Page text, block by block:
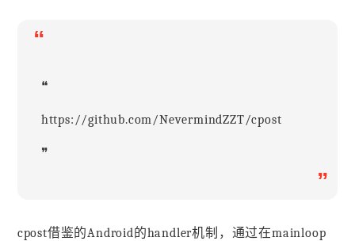
“
❝
https://github.com/NevermindZZT/cpost
❞
”
cpost借鉴的Android的handler机制，通过在mainloop